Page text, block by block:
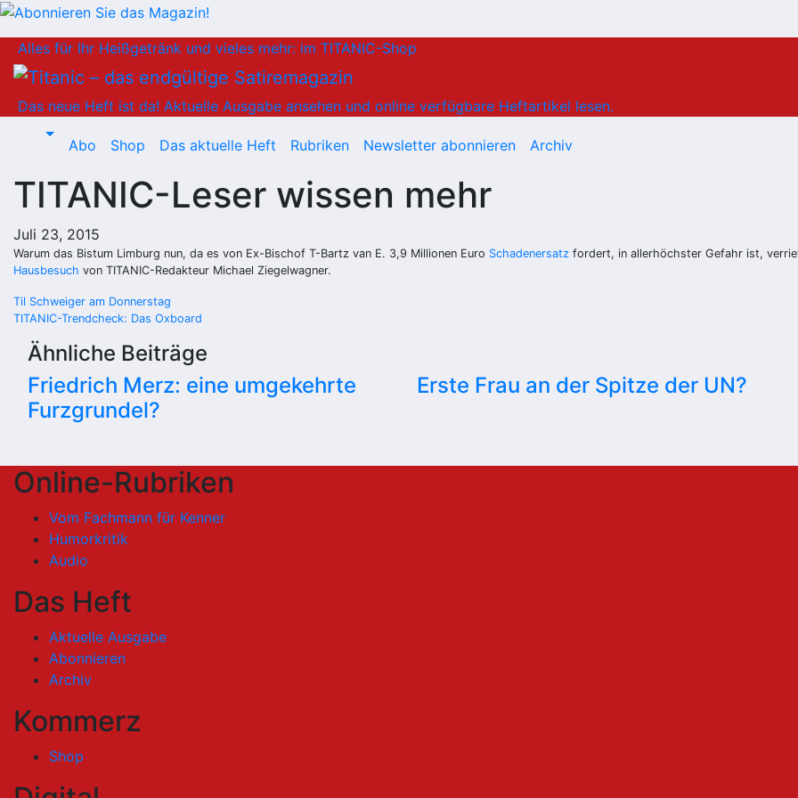
Inhalt
springen
Alles für Ihr Heißgetränk und vieles mehr: im TITANIC-Shop
Das neue Heft ist da! Aktuelle Ausgabe ansehen und online verfügbare Heftartikel lesen.
Abo Shop Das aktuelle Heft Rubriken Newsletter abonnieren Archiv
TITANIC-Leser wissen mehr
Juli 23, 2015
Warum das Bistum Limburg nun, da es von Ex-Bischof T-Bartz van E. 3,9 Millionen Euro Schadenersatz fordert, in allerhöchster Gefahr ist,
Hausbesuch von TITANIC-Redakteur Michael Ziegelwagner.
Beitragsnavigation
Til Schweiger am Donnerstag
TITANIC-Trendcheck: Das Oxboard
Ähnliche Beiträge
Friedrich Merz: eine umgekehrte
Furzgrundel?
Erste Frau an der Spitze der UN?
Online-Rubriken
Vom Fachmann für Kenner
Humorkritik
Audio
Das Heft
Aktuelle Ausgabe
Abonnieren
Archiv
Kommerz
Shop